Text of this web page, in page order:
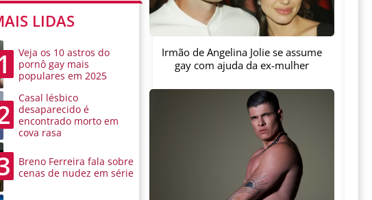
LIDAS
Veja os 10 astros do
pornô gay mais
populares em 2025
Casal lésbico
desaparecido é
encontrado morto em
cova rasa
Breno Ferreira fala sobre
cenas de nudez em série
Irmão de Angelina Jolie se assume
gay com ajuda da ex-mulher